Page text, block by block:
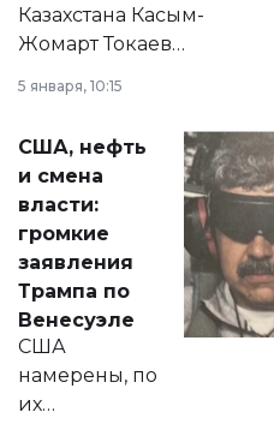
Казахстана Касым-
Жомарт Токаев
сразу несколько
актуальных тем —
от слухов о
политических
реформах до
вопросов армии,
экономики и
личного здоровья.
5 января, 10:15
США, нефть
и смена
власти:
громкие
заявления
Трампа по
Венесуэле
США
намерены, по
их